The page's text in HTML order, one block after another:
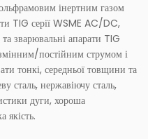
інертним газом
TIG серії WSME AC/DC,
зварювальні апарати TIG
постійним струмом і
тонкі, середньої товщини та
сталь, нержавіючу сталь,
дуги, хороша
якість.